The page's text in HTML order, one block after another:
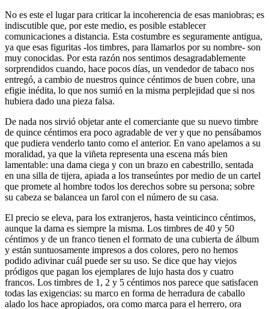
No es este el lugar para criticar la incoherencia de esas maniobras; es
indiscutible que, por este medio, es posible establecer
comunicaciones a distancia. Esta costumbre es seguramente antigua,
ya que esas figuritas -los timbres, para llamarlos por su nombre- son
muy conocidas. Por esta razón nos sentimos desagradablemente
sorprendidos cuando, hace pocos días, un vendedor de tabaco nos
entregó, a cambio de nuestros quince céntimos de buen cobre, una
efigie inédita, lo que nos sumió en la misma perplejidad que si nos
hubiera dado una pieza falsa.
De nada nos sirvió objetar ante el comerciante que su nuevo timbre
de quince céntimos era poco agradable de ver y que no pensábamos
que pudiera venderlo tanto como el anterior. En vano apelamos a su
moralidad, ya que la viñeta representa una escena más bien
lamentable: una dama ciega y con un brazo en cabestrillo, sentada
en una silla de tijera, apiada a los transeúntes por medio de un cartel
que promete al hombre todos los derechos sobre su persona; sobre
su cabeza se balancea un farol con el número de su casa.
El precio se eleva, para los extranjeros, hasta veinticinco céntimos,
aunque la dama es siempre la misma. Los timbres de 40 y 50
céntimos y de un franco tienen el formato de una cubierta de álbum
y están suntuosamente impresos a dos colores, pero no hemos
podido adivinar cuál puede ser su uso. Se dice que hay viejos
pródigos que pagan los ejemplares de lujo hasta dos y cuatro
francos. Los timbres de 1, 2 y 5 céntimos nos parece que satisfacen
todas las exigencias: su marco en forma de herradura de caballo
alado los hace apropiados, ora como marca para el herrero, ora